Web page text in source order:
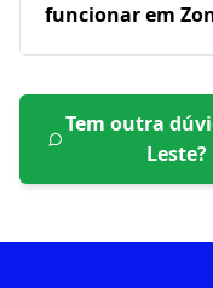
funcionar em
Tem outra
Leste